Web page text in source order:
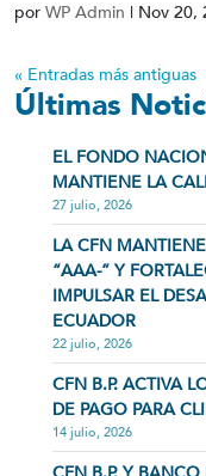
por WP Admin | Nov 20,
« Entradas más antiguas
Últimas
EL FONDO
MANTIENE LA
27 julio, 2026
LA CFN
“AAA-” Y
IMPULSAR EL
ECUADOR
22 julio, 2026
CFN B.P. ACTIVA
DE PAGO PARA
14 julio, 2026